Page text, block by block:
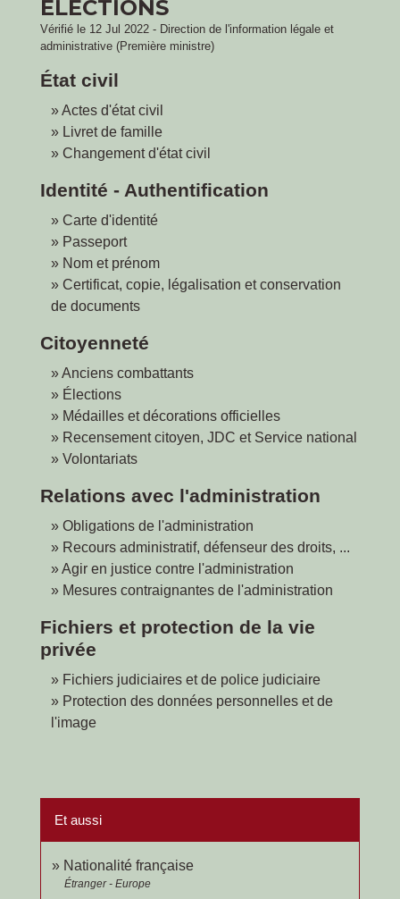
ÉLECTIONS
Vérifié le 12 Jul 2022 - Direction de l'information légale et
administrative (Première ministre)
État civil
Actes d'état civil
Livret de famille
Changement d'état civil
Identité - Authentification
Carte d'identité
Passeport
Nom et prénom
Certificat, copie, légalisation et conservation
de documents
Citoyenneté
Anciens combattants
Élections
Médailles et décorations officielles
Recensement citoyen, JDC et Service national
Volontariats
Relations avec l'administration
Obligations de l'administration
Recours administratif, défenseur des droits, ...
Agir en justice contre l'administration
Mesures contraignantes de l'administration
Fichiers et protection de la vie
privée
Fichiers judiciaires et de police judiciaire
Protection des données personnelles et de
l'image
Et aussi
Nationalité française
Étranger - Europe